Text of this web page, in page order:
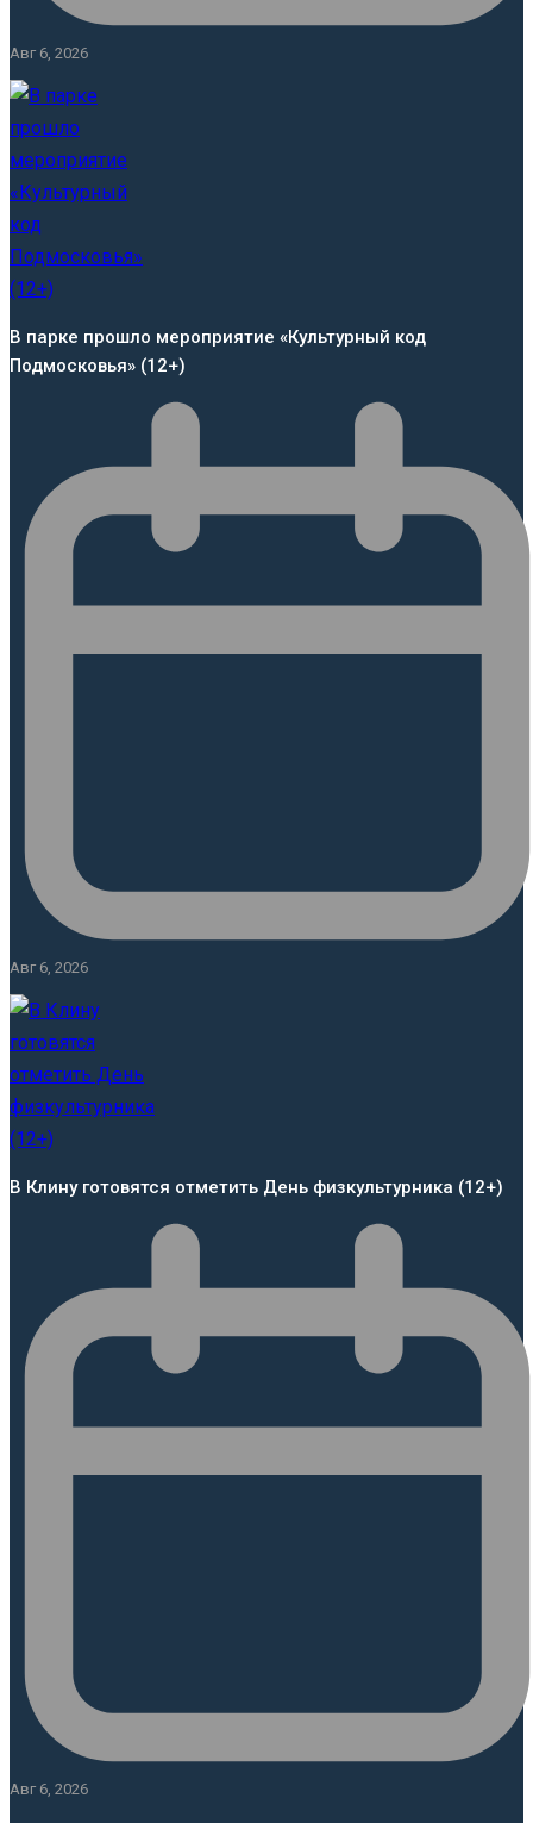
Авг 6, 2026
В парке прошло мероприятие «Культурный код
Подмосковья» (12+)
Авг 6, 2026
В Клину готовятся отметить День физкультурника (12+)
Авг 6, 2026